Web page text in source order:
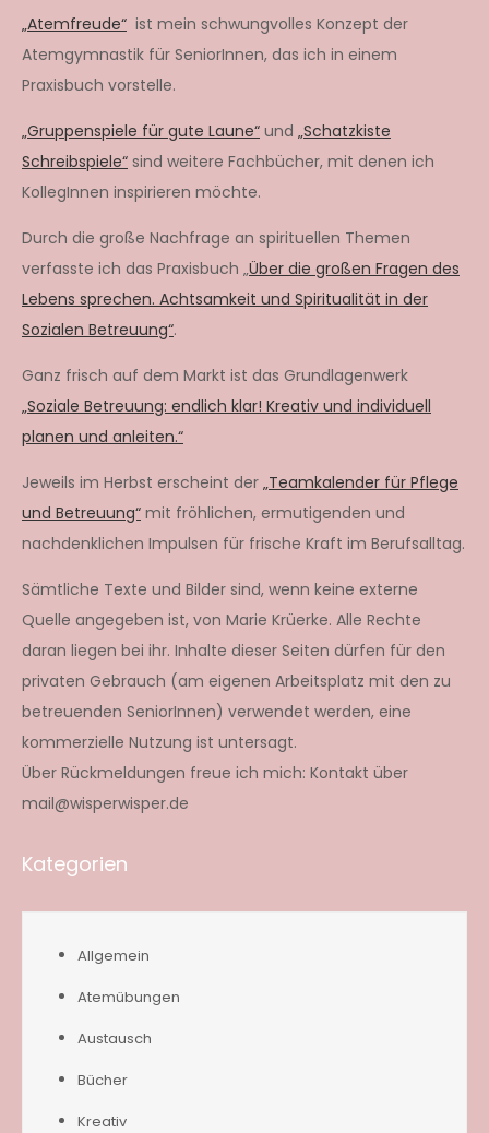
„Atemfreude“ ist mein schwungvolles Konzept der
Atemgymnastik für SeniorInnen, das ich in einem
Praxisbuch vorstelle.
„Gruppenspiele für gute Laune“ und „Schatzkiste
Schreibspiele“ sind weitere Fachbücher, mit denen ich
KollegInnen inspirieren möchte.
Durch die große Nachfrage an spirituellen Themen
verfasste ich das Praxisbuch „Über die großen Fragen des
Lebens sprechen. Achtsamkeit und Spiritualität in der
Sozialen Betreuung“.
Ganz frisch auf dem Markt ist das Grundlagenwerk
„Soziale Betreuung: endlich klar! Kreativ und individuell
planen und anleiten.“
Jeweils im Herbst erscheint der „Teamkalender für Pflege
und Betreuung“ mit fröhlichen, ermutigenden und
nachdenklichen Impulsen für frische Kraft im Berufsalltag.
Sämtliche Texte und Bilder sind, wenn keine externe
Quelle angegeben ist, von Marie Krüerke. Alle Rechte
daran liegen bei ihr. Inhalte dieser Seiten dürfen für den
privaten Gebrauch (am eigenen Arbeitsplatz mit den zu
betreuenden SeniorInnen) verwendet werden, eine
kommerzielle Nutzung ist untersagt.
Über Rückmeldungen freue ich mich: Kontakt über
mail@wisperwisper.de
Kategorien
Allgemein
Atemübungen
Austausch
Bücher
Kreativ